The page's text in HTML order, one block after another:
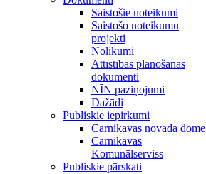
Saistošie noteikumi
Saistošo noteikumu
projekti
Nolikumi
Attīstības plānošanas
dokumenti
NĪN paziņojumi
Dažādi
Publiskie iepirkumi
Carnikavas novada dome
Carnikavas
Komunālserviss
Publiskie pārskati